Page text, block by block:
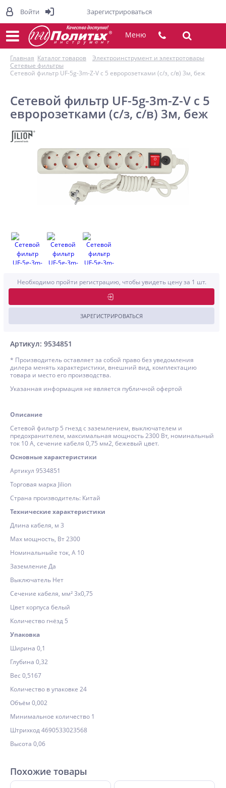
Меню
Главная Каталог товаров
Электроинструмент и электротовары
Сетевые фильтры
Сетевой фильтр UF-5g-3m-Z-V с 5 евророзетками (с/з, с/в) 3м, беж
Сетевой фильтр UF-5g-3m-Z-V с 5
евророзетками (с/з, с/в) 3м, беж
Артикул: 9534851
Необходимо пройти регистрацию, чтобы увидеть цену за 1 шт.
ЗАРЕГИСТРИРОВАТЬСЯ
* Производитель оставляет за собой право без уведомления
дилера менять характеристики, внешний вид, комплектацию
товара и место его производства.
Указанная информация не является публичной офертой
Описание
Сетевой фильтр 5 гнезд с заземлением, выключателем и
предохранителем, максимальная мощность 2300 Вт, номинальный
ток 10 А, сечение кабеля 0,75 мм2, бежевый цвет.
Основные характеристики
Артикул 9534851
Торговая марка Jilion
Страна производитель: Китай
Технические характеристики
Длина кабеля, м 3
Max мощность, Вт 2300
Номинальныйе ток, А 10
Заземление Да
Выключатель Нет
Сечение кабеля, мм² 3х0,75
Цвет корпуса белый
Количество гнёзд 5
Упаковка
Ширина 0,1
Глубина 0,32
Вес 0,5167
Количество в упаковке 24
Объём 0,002
Минимальное количество 1
Штрихкод 4690533023568
Высота 0,06
Похожие товары
Войти Зарегистрироваться